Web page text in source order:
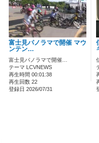
富士見パノラマで開催 マウ
ンテン…
富士見パノラマで開催…
テーマ LCVNEWS
再生時間 00:01:38
再生回数 22
登録日 2026/07/31